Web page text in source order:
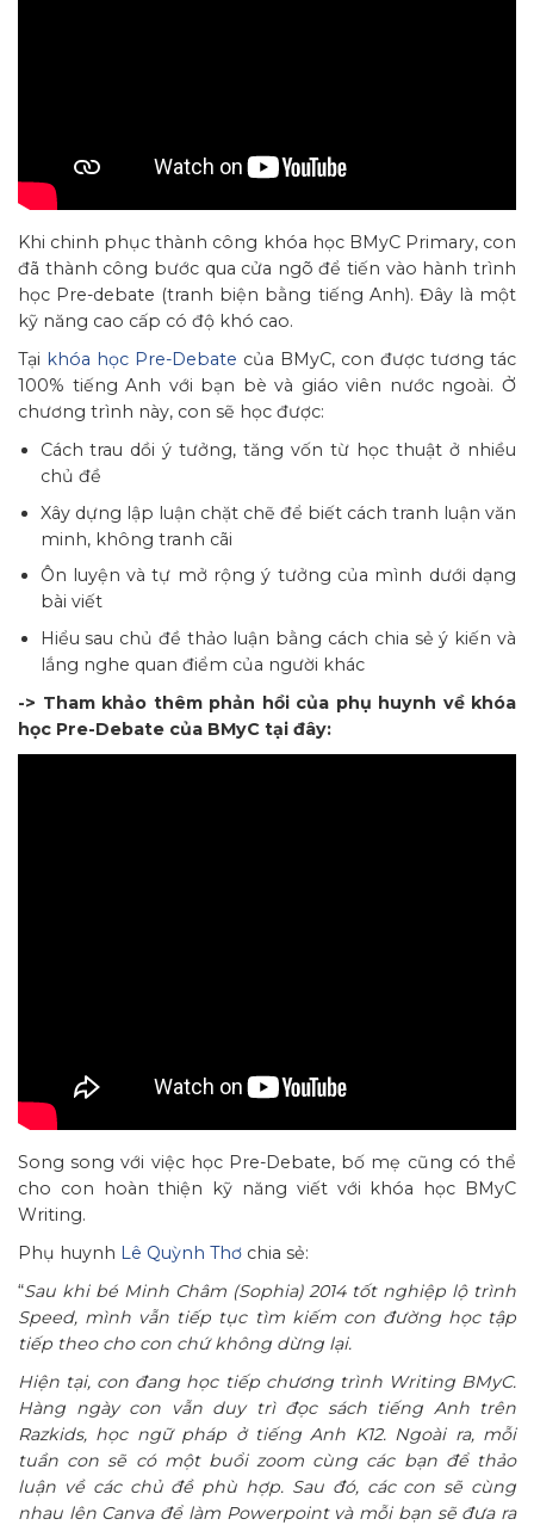
Khi chinh phục thành công khóa học BMyC Primary, con
đã thành công bước qua cửa ngõ để tiến vào hành trình
học Pre-debate (tranh biện bằng tiếng Anh). Đây là một
kỹ năng cao cấp có độ khó cao.
Tại khóa học Pre-Debate của BMyC, con được tương tác
100% tiếng Anh với bạn bè và giáo viên nước ngoài. Ở
chương trình này, con sẽ học được:
Cách trau dồi ý tưởng, tăng vốn từ học thuật ở nhiều
chủ đề
Xây dựng lập luận chặt chẽ để biết cách tranh luận văn
minh, không tranh cãi
Ôn luyện và tự mở rộng ý tưởng của mình dưới dạng
bài viết
Hiểu sau chủ đề thảo luận bằng cách chia sẻ ý kiến và
lắng nghe quan điểm của người khác
-> Tham khảo thêm phản hồi của phụ huynh về khóa
học Pre-Debate của BMyC tại đây:
Song song với việc học Pre-Debate, bố mẹ cũng có thể
cho con hoàn thiện kỹ năng viết với khóa học BMyC
Writing.
Phụ huynh Lê Quỳnh Thơ chia sẻ:
“Sau khi bé Minh Châm (Sophia) 2014 tốt nghiệp lộ trình
Speed, mình vẫn tiếp tục tìm kiếm con đường học tập
tiếp theo cho con chứ không dừng lại.
Hiện tại, con đang học tiếp chương trình Writing BMyC.
Hàng ngày con vẫn duy trì đọc sách tiếng Anh trên
Razkids, học ngữ pháp ở tiếng Anh K12. Ngoài ra, mỗi
tuần con sẽ có một buổi zoom cùng các bạn để thảo
luận về các chủ đề phù hợp. Sau đó, các con sẽ cùng
nhau lên Canva để làm Powerpoint và mỗi bạn sẽ đưa ra